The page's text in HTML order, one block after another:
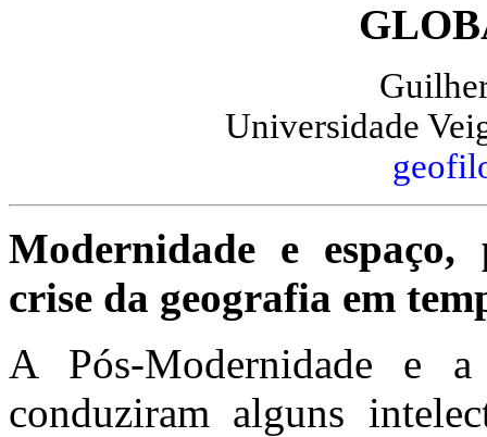
Universidade
Modernidade e
crise da geografia em
A Pós-Modernidade e a
conduziram alguns